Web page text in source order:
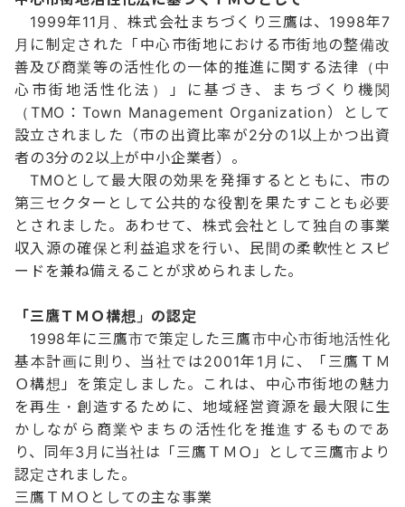
1999年11月、株式会社まちづくり三鷹は、1998年7
月に制定された「中心市街地における市街地の整備改
善及び商業等の活性化の一体的推進に関する法律（中
心市街地活性化法）」に基づき、まちづくり機関
（TMO：Town Management Organization）として
設立されました（市の出資比率が2分の1以上かつ出資
者の3分の2以上が中小企業者）。
TMOとして最大限の効果を発揮するとともに、市の
第三セクターとして公共的な役割を果たすことも必要
とされました。あわせて、株式会社として独自の事業
収入源の確保と利益追求を行い、民間の柔軟性とスピ
ードを兼ね備えることが求められました。
「三鷹ＴＭＯ構想」の認定
1998年に三鷹市で策定した三鷹市中心市街地活性化
基本計画に則り、当社では2001年1月に、「三鷹ＴＭ
Ｏ構想」を策定しました。これは、中心市街地の魅力
を再生・創造するために、地域経営資源を最大限に生
かしながら商業やまちの活性化を推進するものであ
り、同年3月に当社は「三鷹ＴＭＯ」として三鷹市より
認定されました。
三鷹ＴＭＯとしての主な事業